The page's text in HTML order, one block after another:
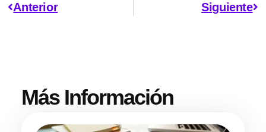
Anterior Siguiente
Más Información